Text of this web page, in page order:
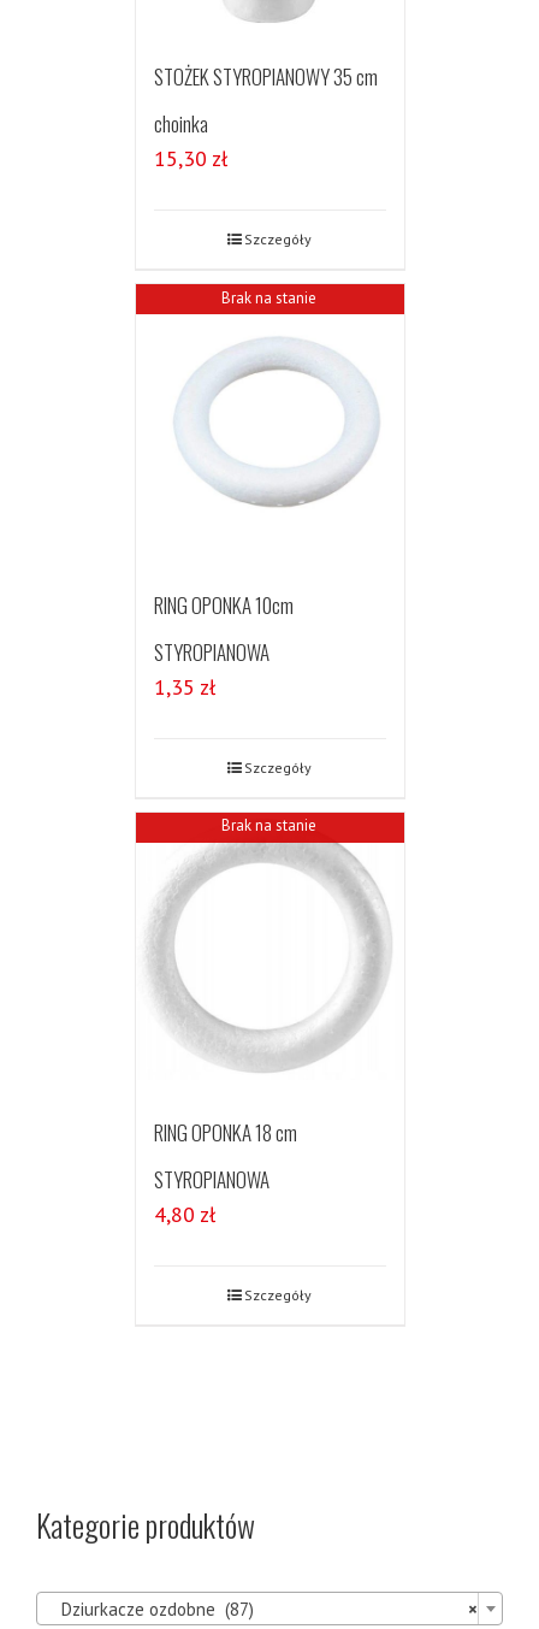
STOŻEK STYROPIANOWY 35 cm
choinka
15,30 zł
Szczegóły
Brak na stanie
RING OPONKA 10cm
STYROPIANOWA
1,35 zł
Szczegóły
Brak na stanie
RING OPONKA 18 cm
STYROPIANOWA
4,80 zł
Szczegóły
Kategorie produktów
×
Dziurkacze ozdobne (87)